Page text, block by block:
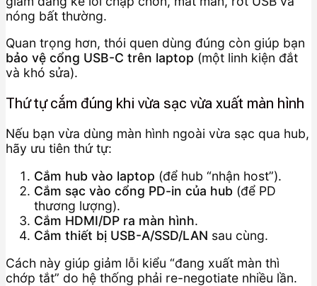
nóng bất thường.
Quan trọng hơn, thói quen dùng đúng còn giúp bạn
bảo vệ cổng USB-C trên laptop (một linh kiện đắt
và khó sửa).
Thứ tự cắm đúng khi vừa sạc vừa xuất màn hình
Nếu bạn vừa dùng màn hình ngoài vừa sạc qua hub,
hãy ưu tiên thứ tự:
Cắm hub vào laptop (để hub “nhận host”).
Cắm sạc vào cổng PD-in của hub (để PD
thương lượng).
Cắm HDMI/DP ra màn hình.
Cắm thiết bị USB-A/SSD/LAN sau cùng.
Cách này giúp giảm lỗi kiểu “đang xuất màn thì
chớp tắt” do hệ thống phải re-negotiate nhiều lần.